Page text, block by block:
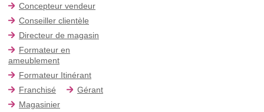
Concepteur vendeur
Conseiller clientèle
Directeur de magasin
Formateur en
ameublement
Formateur Itinérant
Franchisé
Gérant
Magasinier